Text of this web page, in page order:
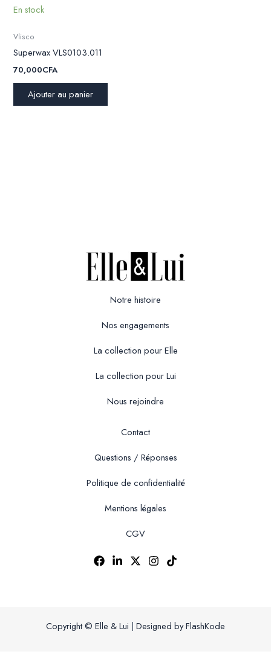
En stock
Vlisco
Superwax VLS0103.011
70,000CFA
Ajouter au panier
Notre histoire
Nos engagements
La collection pour Elle
La collection pour Lui
Nous rejoindre
Contact
Questions / Réponses
Politique de confidentialité
Mentions légales
CGV
Copyright © Elle & Lui | Designed by FlashKode